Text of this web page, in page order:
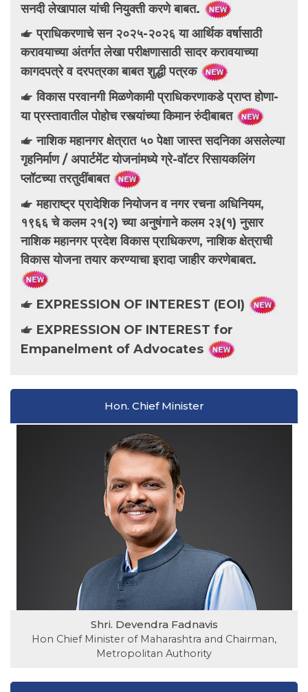
सनदी लेखापाल यांची नियुक्ती करणे बाबत.
प्राधिकरणाचे सन २०२५-२०२६ या आर्थिक वर्षासाठी
करावयाच्या अंतर्गत लेखा परीक्षणासाठी सादर करावयाच्या
कागदपत्रे व दरपत्रका बाबत शुद्धी पत्रक
विकास परवानगी मिळणेकामी प्राधिकरणाकडे प्राप्त होणा-
या प्रस्तावातील पोहोच रस्त्यांच्या किमान रुंदीबाबत
नाशिक महानगर क्षेत्रात ५० पेक्षा जास्त सदनिका असलेल्या
गृहनिर्माण / अपार्टमेंट योजनांमध्ये ग्रे-वॉटर रिसायकलिंग
प्लॉटच्या तरतुदींबाबत
महाराष्ट्र प्रादेशिक नियोजन व नगर रचना अधिनियम,
१९६६ चे कलम २१(२) च्या अनुषंगाने कलम २३(१) नुसार
नाशिक महानगर प्रदेश विकास प्राधिकरण, नाशिक क्षेत्राची
विकास योजना तयार करण्याचा इरादा जाहीर करणेबाबत.
EXPRESSION OF INTEREST (EOI)
EXPRESSION OF INTEREST for
Empanelment of Advocates
Hon. Chief Minister
Shri. Devendra Fadnavis
Hon Chief Minister of Maharashtra and Chairman,
Metropolitan Authority